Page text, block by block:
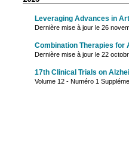
Leveraging Advances in
Dernière mise à jour le 26
Combination Therapies for
Dernière mise à jour le 22
17th Clinical Trials on
Volume 12 - Numéro 1